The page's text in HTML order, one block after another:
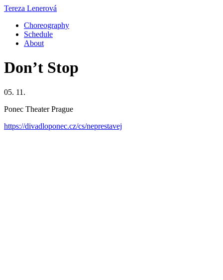
Tereza Lenerová
Choreography
Schedule
About
Don’t Stop
05. 11.
Ponec Theater Prague
https://divadloponec.cz/cs/neprestavej